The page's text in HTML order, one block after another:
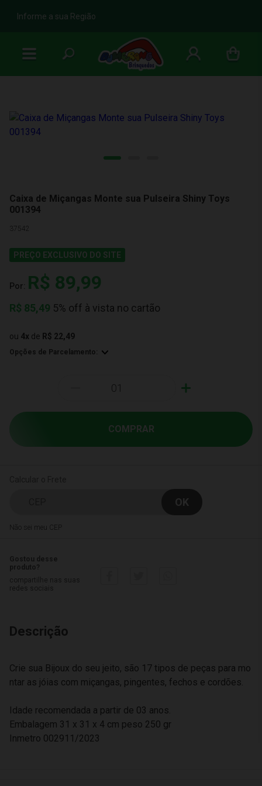
b
Informe a sua Região
Caixa de Miçangas Monte sua Pulseira Shiny Toys
001394
37542
PREÇO EXCLUSIVO DO SITE
Por: R$ 89,99
R$ 85,49 5% off à vista no cartão
ou 4x de R$ 22,49
Opções de Parcelamento:
+
COMPRAR
Não sei meu CEP
Descrição
Crie sua Bijoux do seu jeito, são 17 tipos de peças para mo
ntar as jóias com miçangas, pingentes, fechos e cordões.
Idade recomendada a partir de 03 anos.
Embalagem 31 x 31 x 4 cm peso 250 gr
Inmetro 002911/2023